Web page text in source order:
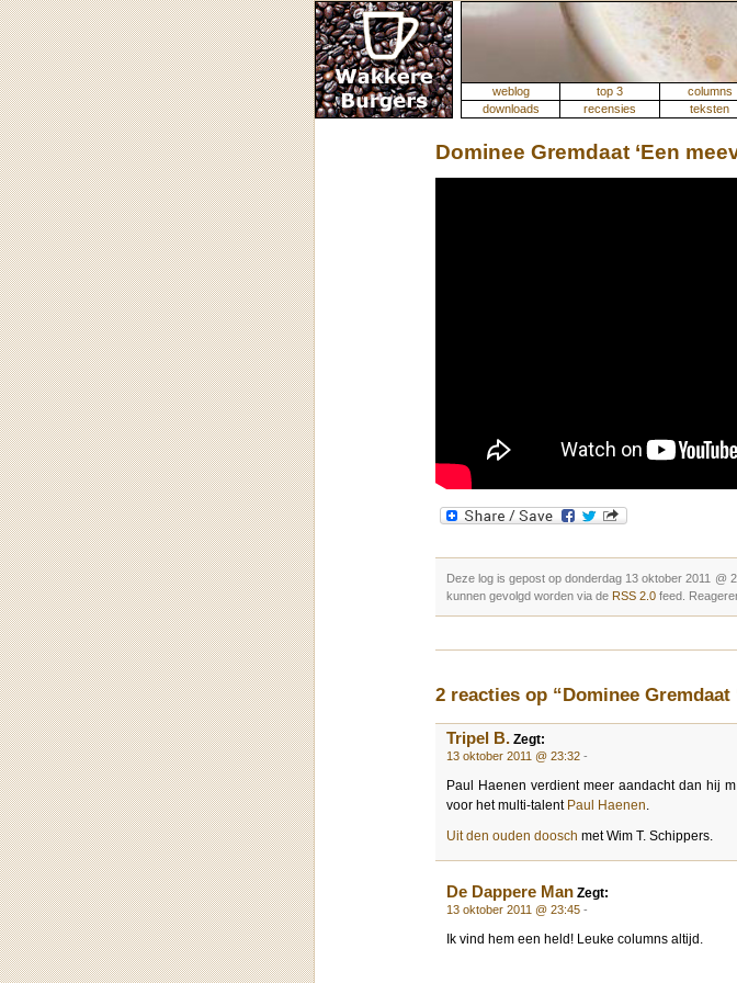
weblog top 3 columns
downloads
recensies teksten
Dominee Gremdaat ‘Een
Deze log is gepost op donderdag 13 oktober 2011 @
kunnen gevolgd worden via de RSS 2.0 feed.
2 reacties op “Dominee
Tripel B. Zegt:
13 oktober 2011 @ 23:32 -
Paul Haenen verdient meer aandacht dan hij
voor het multi-talent Paul Haenen.
Uit den ouden doosch met Wim T. Schippers.
De Dappere Man Zegt:
13 oktober 2011 @ 23:45 -
Ik vind hem een held! Leuke columns altijd.